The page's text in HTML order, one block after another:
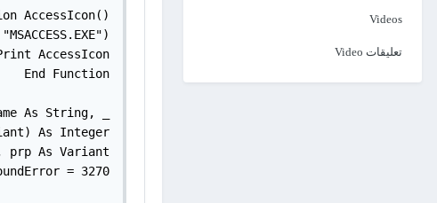
Videos
تعليقات Video
AccessIcon()
AccessIcon
End Function
As String, _
As Integer
prp As Variant
= 3270